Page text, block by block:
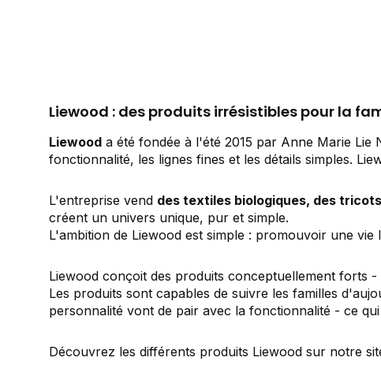
Liewood : des produits irrésistibles pour la
Liewood a été fondée à l'été 2015 par Anne Marie
fonctionnalité, les lignes fines et les détails simples.
L'entreprise vend des textiles biologiques, des
créent un univers unique, pur et simple.
L'ambition de Liewood est simple : promouvoir une
Liewood conçoit des produits conceptuellement forts
Les produits sont capables de suivre les familles
personnalité vont de pair avec la fonctionnalité - ce
Découvrez les différents produits Liewood sur notre